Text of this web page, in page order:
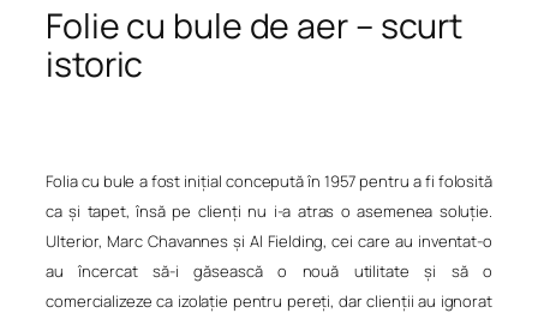
Folie cu bule de aer – scurt
istoric
Folia cu bule a fost inițial concepută în 1957 pentru a fi folosită
ca și tapet, însă pe clienți nu i-a atras o asemenea soluție.
Ulterior, Marc Chavannes și Al Fielding, cei care au inventat-o
au încercat să-i găsească o nouă utilitate și să o
comercializeze ca izolație pentru pereți, dar clienții au ignorat